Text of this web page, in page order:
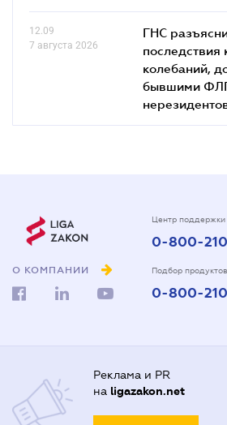
12.09
7 августа 2026
ГНС
последствия
колебаний,
бывшими
О КОМПАНИИ
Центр поддержки
0-800-
Подбор
0-800-
Реклама и PR
на ligazakon.net